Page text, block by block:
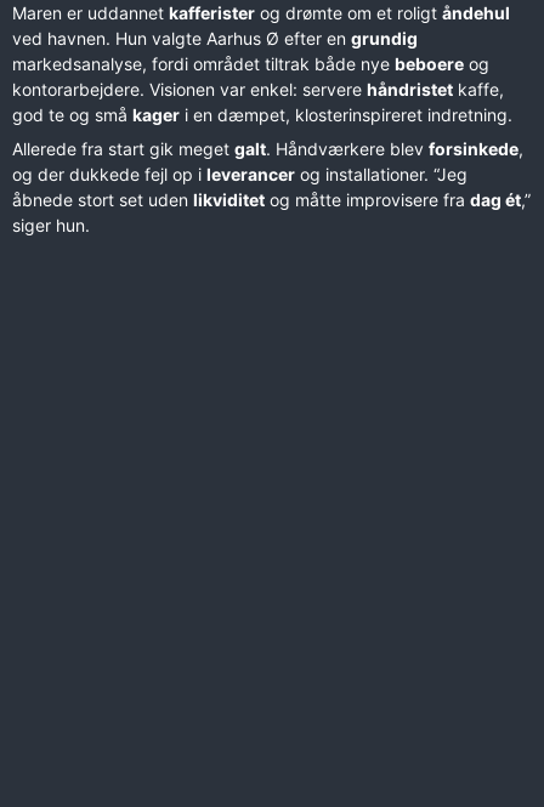
Maren er uddannet kafferister og drømte om et roligt åndehul
ved havnen. Hun valgte Aarhus Ø efter en grundig
markedsanalyse, fordi området tiltrak både nye beboere og
kontorarbejdere. Visionen var enkel: servere håndristet kaffe,
god te og små kager i en dæmpet, klosterinspireret indretning.
Allerede fra start gik meget galt. Håndværkere blev forsinkede,
og der dukkede fejl op i leverancer og installationer. “Jeg
åbnede stort set uden likviditet og måtte improvisere fra dag ét,”
siger hun.